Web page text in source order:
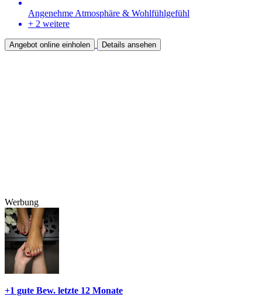
Angenehme Atmosphäre & Wohlfühlgefühl
+ 2 weitere
Angebot online einholen Details ansehen
Werbung
+1 gute Bew. letzte 12 Monate